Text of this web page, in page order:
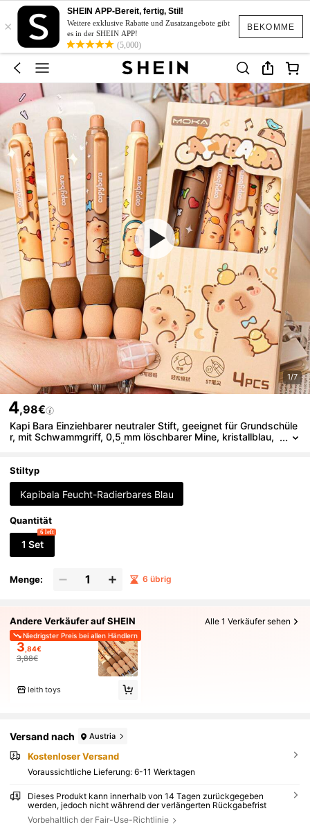
BEKOMME
×
SHEIN APP-Bereit, fertig, Stil!
Weitere exklusive Rabatte und Zusatzangebote gibt
es in der SHEIN APP!
(5,000)
1/7
4,98€
Kapi Bara Einziehbarer neutraler Stift, geeignet für Grundschüle
r, mit Schwammgriff, 0,5 mm löschbarer Mine, kristallblau,
geeignet für Praxis und Übungen
Stiltyp
Kapibala Feucht-Radierbares Blau
Quantität
1 Set
6 left
Menge: 6 übrig
Andere Verkäufer auf SHEIN Alle 1 Verkäufer sehen
Niedrigster Preis bei allen Händlern
3 ,84€
3,88€
leith toys
Versand nach Austria
Kostenloser Versand
Voraussichtliche Lieferung: 6-11 Werktagen
Dieses Produkt kann innerhalb von 14 Tagen zurückgegeben
werden, jedoch nicht während der verlängerten Rückgabefrist
Vorbehaltlich der Fair-Use-Richtlinie